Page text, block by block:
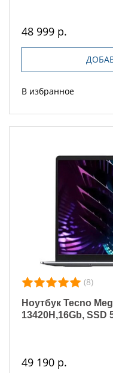
48 999 р.
В избранное
(8)
Ноутбук Tecno
13420H,16Gb, SSD
49 190 р.